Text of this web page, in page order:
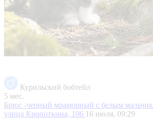
Курильский бобтейл
5 мес.
Брюс -черный мраморный с белым мальчик
улица Кропоткина, 106 16 июля, 09:29